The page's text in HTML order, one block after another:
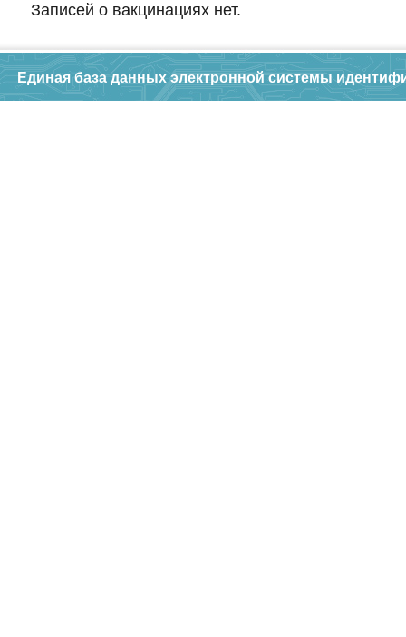
Записей о вакцинациях нет.
Единая база данных электронной системы